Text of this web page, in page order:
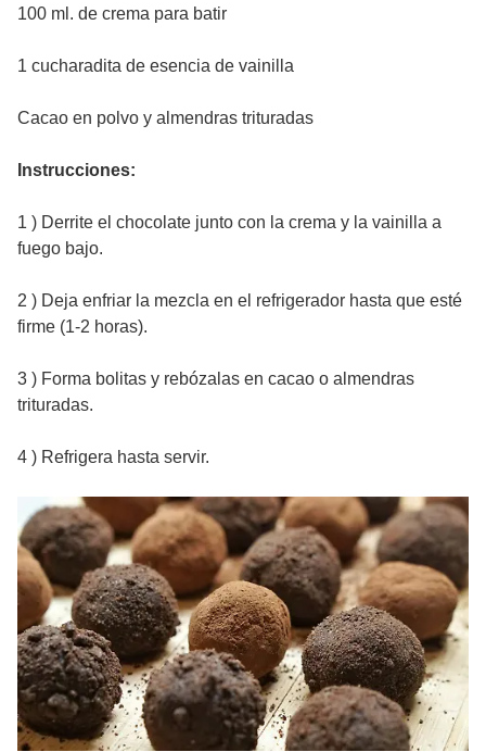
100 ml. de crema para batir
1 cucharadita de esencia de vainilla
Cacao en polvo y almendras trituradas
Instrucciones:
1 ) Derrite el chocolate junto con la crema y la vainilla a
fuego bajo.
2 ) Deja enfriar la mezcla en el refrigerador hasta que esté
firme (1-2 horas).
3 ) Forma bolitas y rebózalas en cacao o almendras
trituradas.
4 ) Refrigera hasta servir.